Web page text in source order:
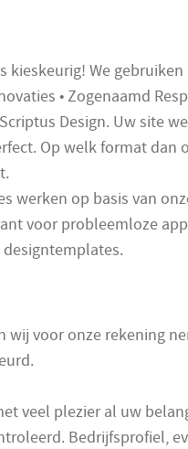
kieskeurig! We
• Zogenaamd
Design. Uw site
Op welk format dan
werken op basis van
voor probleemloze
wij voor onze rekening
veel plezier al uw
Bedrijfsprofiel,